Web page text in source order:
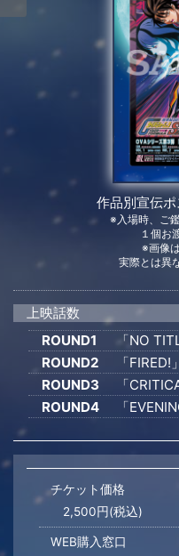
作品別宣伝ポ
※入場時、ご
１個お
※画像
実際とは異
上映話数
ROUND1
「NO
ROUND2
「FIRED!」
ROUND3
「
ROUND4
「
チケット価格
2,500円(税込)
WEB購入窓口